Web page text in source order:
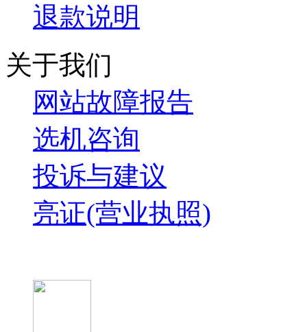
退款说明
关于我们
网站故障报告
选机咨询
投诉与建议
亮证(营业执照)